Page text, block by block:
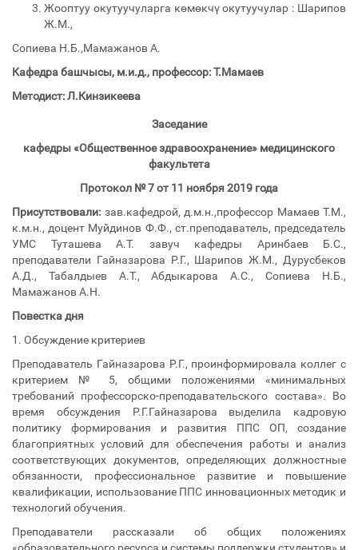
Жооптуу окутуучуларга көмөкчү окутуучулар : Шарипов
Ж.М.,
Сопиева Н.Б.,Мамажанов А.
Кафедра башчысы, м.и.д., профессор: Т.Мамаев
Методист: Л.Кинзикеева
Заседание
кафедры «Общественное здравоохранение» медицинского
факультета
Протокол № 7 от 11 ноября 2019 года
Присутствовали: зав.кафедрой, д.м.н.,профессор Мамаев Т.М.,
к.м.н., доцент Муйдинов Ф.Ф., ст.преподаватель, председатель
УМС Туташева А.Т. завуч кафедры Аринбаев Б.С.,
преподаватели Гайназарова Р.Г., Шарипов Ж.М., Дурусбеков
А.Д., Табалдыев А.Т., Абдыкарова А.С., Сопиева Н.Б.,
Мамажанов А.Н.
Повестка дня
1. Обсуждение критериев
Преподаватель Гайназарова Р.Г., проинформировала коллег с
критерием № 5, общими положениями «минимальных
требований профессорско-преподавательского состава». Во
время обсуждения Р.Г.Гайназарова выделила кадровую
политику формирования и развития ППС ОП, создание
благоприятных условий для обеспечения работы и анализ
соответствующих документов, определяющих должностные
обязанности, профессиональное развитие и повышение
квалификации, использование ППС инновационных методик и
технологий обучения.
Преподаватели рассказали об общих положениях